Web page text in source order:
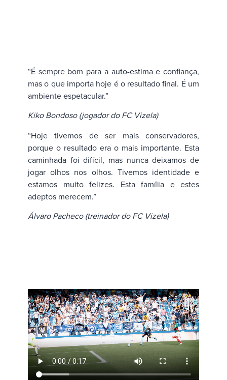
“É sempre bom para a auto-estima e confiança,
mas o que importa hoje é o resultado final. É um
ambiente espetacular.”
Kiko Bondoso (jogador do FC Vizela)
“Hoje tivemos de ser mais conservadores,
porque o resultado era o mais importante. Esta
caminhada foi difícil, mas nunca deixamos de
jogar olhos nos olhos. Tivemos identidade e
estamos muito felizes. Esta família e estes
adeptos merecem.”
Álvaro Pacheco (treinador do FC Vizela)